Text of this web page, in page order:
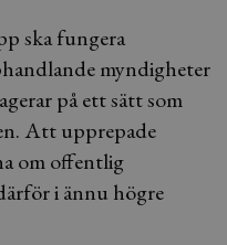
ska fungera
myndigheter
på ett sätt som
Att upprepade
om offentlig
i ännu högre